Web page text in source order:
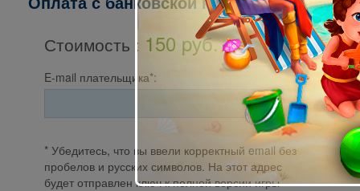
Стоимость : 150 pуб.
E-mail плательщика*:
* Убедитесь, что вы ввели корректный email без
пробелов и русских символов. На этот адрес
будет отправлен ключ к полной версии игры